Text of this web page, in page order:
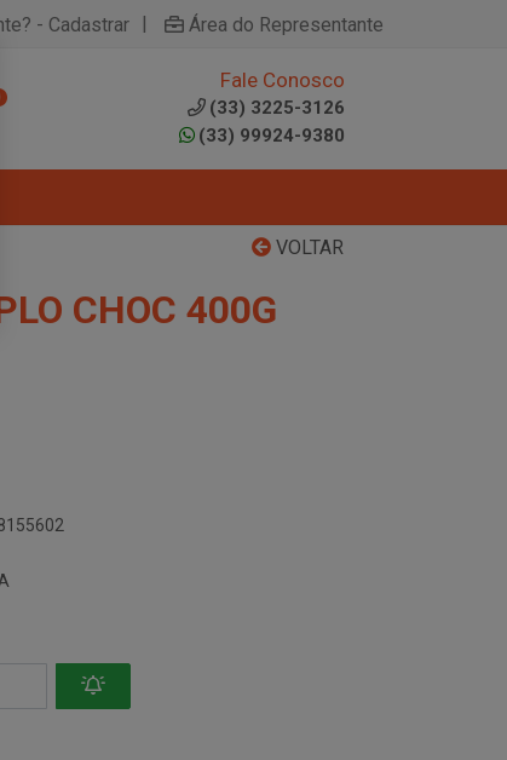
- Cadastrar | Área do Representante
Fale Conosco
(33) 3225-3126
(33) 99924-9380
VOLTAR
CHOC 400G